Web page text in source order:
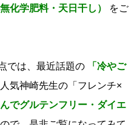
化学肥料・天日干し）
をご
では、最近話題の
「冷やご
気神崎先生の「フレンチ×
でグルテンフリー・ダイエ